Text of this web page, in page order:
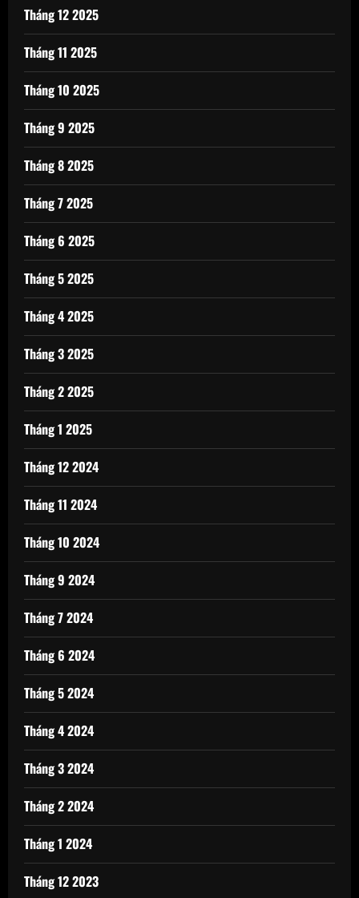
Tháng 12 2025
Tháng 11 2025
Tháng 10 2025
Tháng 9 2025
Tháng 8 2025
Tháng 7 2025
Tháng 6 2025
Tháng 5 2025
Tháng 4 2025
Tháng 3 2025
Tháng 2 2025
Tháng 1 2025
Tháng 12 2024
Tháng 11 2024
Tháng 10 2024
Tháng 9 2024
Tháng 7 2024
Tháng 6 2024
Tháng 5 2024
Tháng 4 2024
Tháng 3 2024
Tháng 2 2024
Tháng 1 2024
Tháng 12 2023